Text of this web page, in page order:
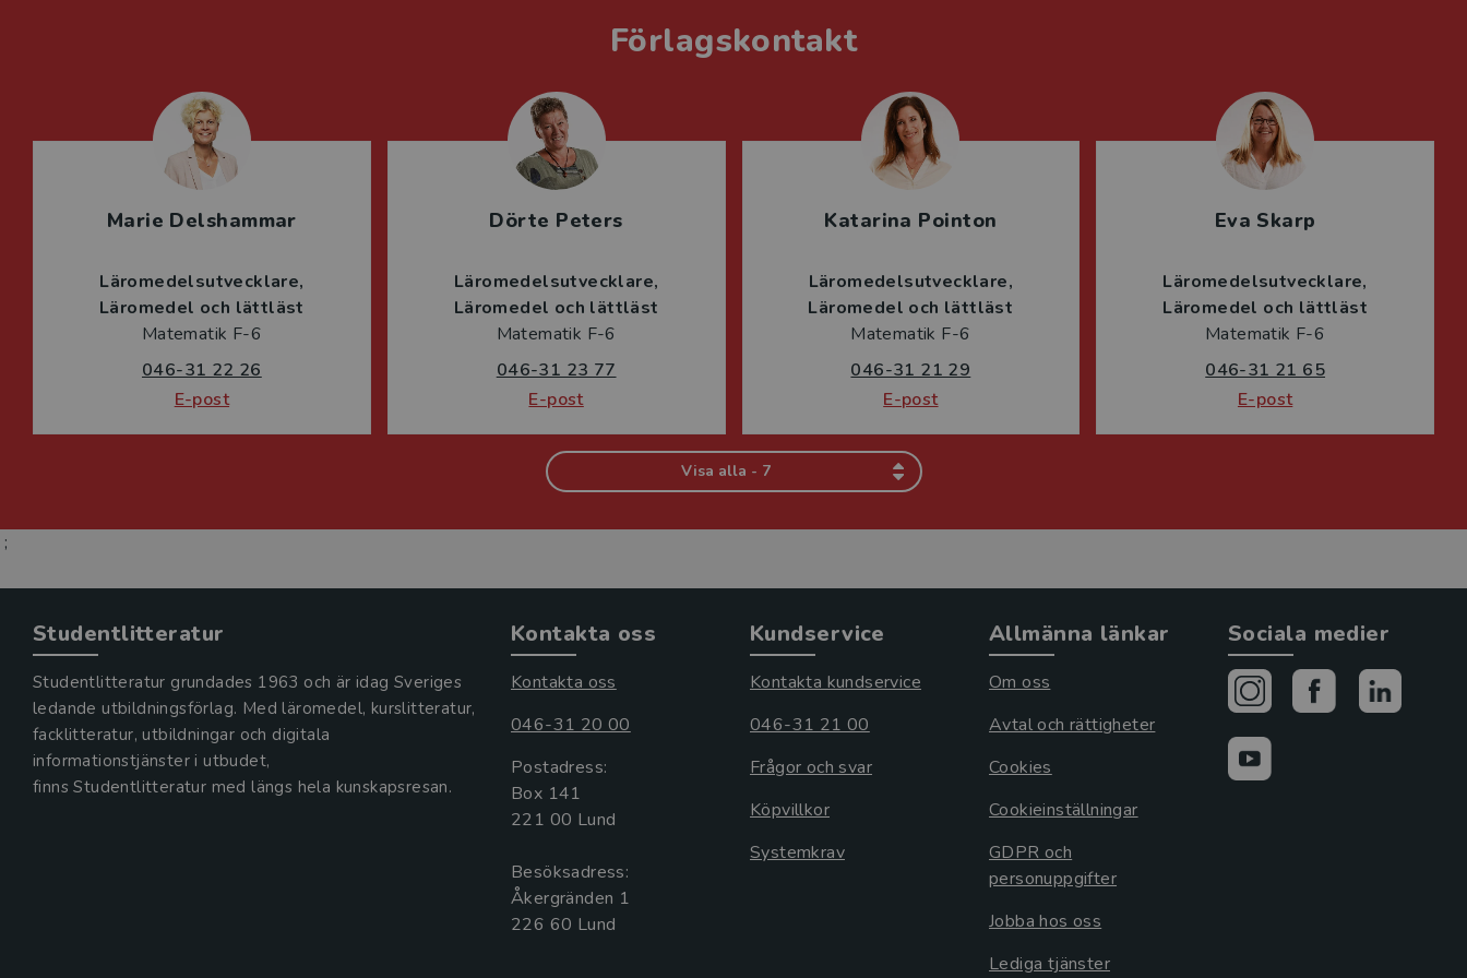
Förlagskontakt
Marie Delshammar
Läromedelsutvecklare
Läromedel och lättläst
Matematik F-6
046-31 22 26
E-post
Dörte Peters
Läromedelsutvecklare
Läromedel och lättläst
Matematik F-6
046-31 23 77
E-post
Katarina Pointon
Läromedelsutvecklare
Läromedel och lättläst
Matematik F-6
046-31 21 29
E-post
Eva Skarp
Läromedelsutvecklare
Läromedel och lättläst
Matematik F-6
046-31 21 65
E-post
Visa alla - 7
;
Studentlitteratur
Studentlitteratur grundades 1963 och är idag Sveriges
ledande utbildningsförlag. Med läromedel, kurslitteratur,
facklitteratur, utbildningar och digitala
informationstjänster i utbudet,
finns Studentlitteratur med längs hela kunskapsresan.
Kontakta oss
Kontakta oss
046-31 20 00
Postadress:
Box 141
221 00 Lund
Besöksadress:
Åkergränden 1
Kundservice
Kontakta kundservice
046-31 21 00
Frågor och svar
Köpvillkor
Systemkrav
Allmänna länkar
Om oss
Avtal och rättigheter
Cookies
Cookieinställningar
GDPR och
personuppgifter
Jobba hos oss
Lediga tjänster
Sociala medier